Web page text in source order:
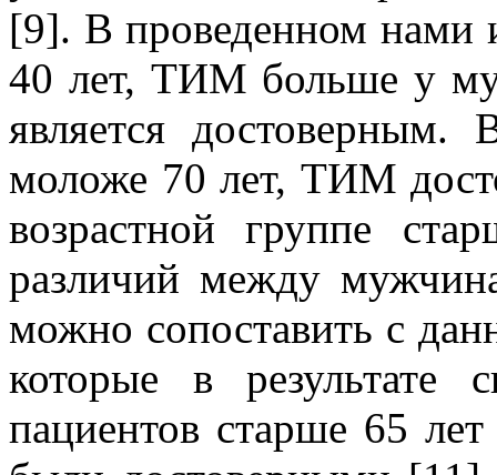
[9]. В проведенном нами
40 лет, ТИМ больше у
является
моложе 70 лет, ТИМ
возрастной группе
различий между
можно сопоставить с
которые в результате
пациентов старше 65